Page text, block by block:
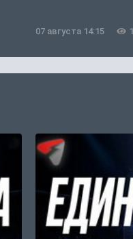
07 августа 14:15